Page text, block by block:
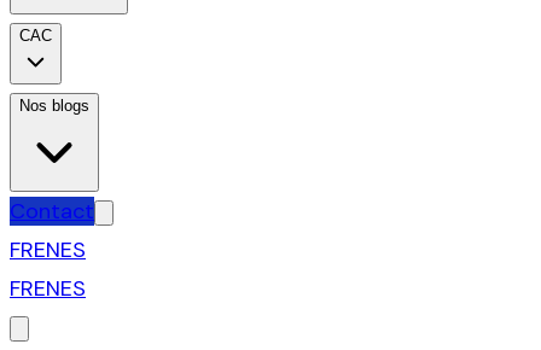
CAC
Nos blogs
Contact
FRENES
FRENES